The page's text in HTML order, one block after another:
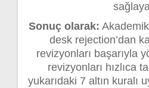
Sonuç olarak:
desk rejection’dan
revizyonları başarıyla
revizyonları hızlıca
yukarıdaki 7 altın kuralı